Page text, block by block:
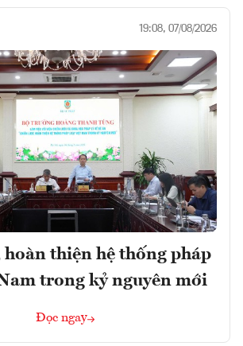
19:08, 07/08/2026
hoàn thiện hệ thống pháp
trong kỷ nguyên mới
Đọc ngay